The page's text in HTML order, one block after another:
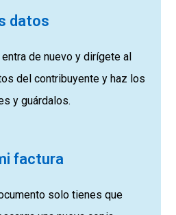
datos
de nuevo y dirígete al
del contribuyente y haz los
y guárdalos.
factura
solo tienes que